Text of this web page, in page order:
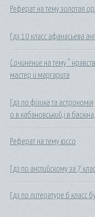
Реферат на тему золотая
Гдз 10 класс афанасьева
Сочинение на тему "
мастер и маргарита
Гдз по фізика та астрономія
Реферат на тему юссо
Гдз по английскому за 7
Гдз по литературе 6 класс